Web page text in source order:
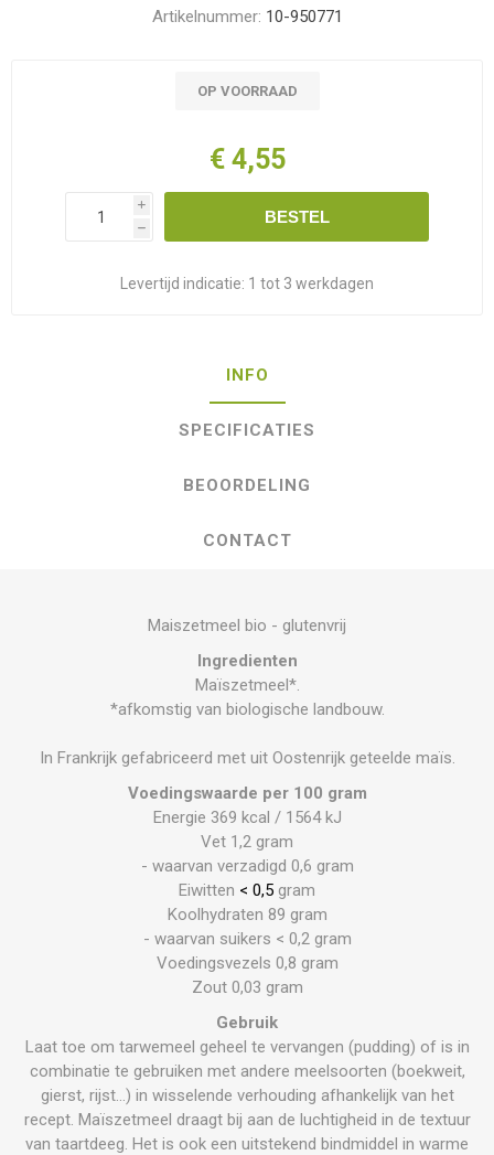
Artikelnummer: 10-950771
OP VOORRAAD
€ 4,55
i
h
BESTEL
Levertijd indicatie: 1 tot 3 werkdagen
INFO
SPECIFICATIES
BEOORDELING
CONTACT
Maiszetmeel bio - glutenvrij
Ingredienten
Maïszetmeel*.
*afkomstig van biologische landbouw.
In Frankrijk gefabriceerd met uit Oostenrijk geteelde maïs.
Voedingswaarde per 100 gram
Energie 369 kcal / 1564 kJ
Vet 1,2 gram
- waarvan verzadigd 0,6 gram
Eiwitten < 0,5 gram
Koolhydraten 89 gram
- waarvan suikers < 0,2 gram
Voedingsvezels 0,8 gram
Zout 0,03 gram
Gebruik
Laat toe om tarwemeel geheel te vervangen (pudding) of is in
combinatie te gebruiken met andere meelsoorten (boekweit,
gierst, rijst…) in wisselende verhouding afhankelijk van het
recept. Maïszetmeel draagt bij aan de luchtigheid in de textuur
van taartdeeg. Het is ook een uitstekend bindmiddel in warme